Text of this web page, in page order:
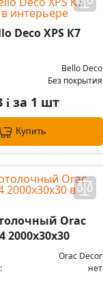
Deco XPS К7
Bello Deco
Без покрытия
iза 1 шт
Купить
Orac
2000x30x30
Orac Decor
нет